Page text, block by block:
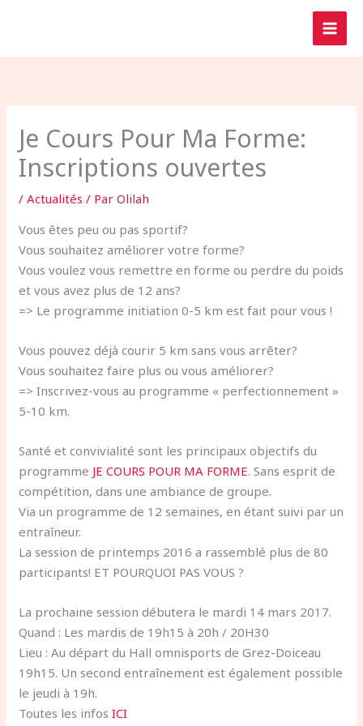
Je Cours Pour Ma Forme:
Inscriptions ouvertes
/Actualités / ParOlilah
Vous êtes peu ou pas sportif?
Vous souhaitez améliorer votre forme?
Vous voulez vous remettre en forme ou perdre du poids
et vous avez plus de 12 ans?
=> Le programme initiation 0-5 km est fait pour vous !
Vous pouvez déjà courir 5 km sans vous arrêter?
Vous souhaitez faire plus ou vous améliorer?
=> Inscrivez-vous au programme « perfectionnement »
5-10 km.
Santé et convivialité sont les principaux objectifs du
programme JE COURS POUR MA FORME. Sans esprit de
compétition, dans une ambiance de groupe.
Via un programme de 12 semaines, en étant suivi par un
entraîneur.
La session de printemps 2016 a rassemblé plus de 80
participants! ET POURQUOI PAS VOUS ?
La prochaine session débutera le mardi 14 mars 2017.
Quand : Les mardis de 19h15 à 20h / 20H30
Lieu : Au départ du Hall omnisports de Grez-Doiceau
19h15. Un second entraînement est également possible
le jeudi à 19h.
Toutes les infosICI